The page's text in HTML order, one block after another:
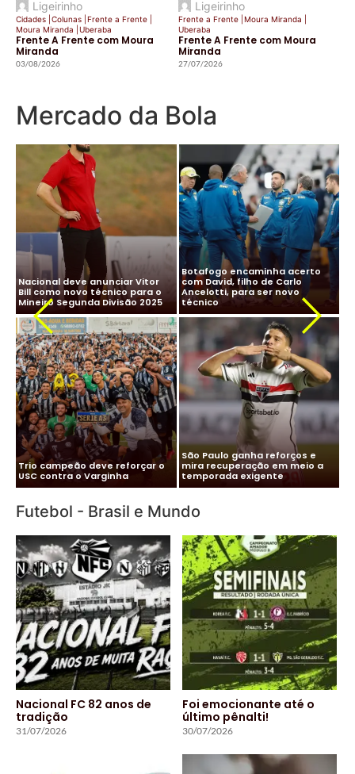
Ligeirinho
Cidades Colunas Frente a Frente
Moura Miranda
Uberaba
Frente A Frente com Moura
Miranda
03/08/2026
Ligeirinho
Frente a Frente Moura Miranda
Uberaba
Frente A Frente com Moura
Miranda
27/07/2026
Mercado da Bola
CBF desiste de Ancelotti:
salário milionário na Arábia e
impasse com Real Madrid
travam negociação
Ancelotti diz “sim” à Seleção
Brasileira e CBF finaliza
detalhes para oficializar
acordo
Cléber Xavier é o novo técnico
do Santos
Vitor Roque chega ao Brasil e
Palmeiras monta esquema
para evitar exposição
Futebol - Brasil e Mundo
Nacional FC 82 anos de
tradição
31/07/2026
Foi emocionante até o
último pênalti!
30/07/2026